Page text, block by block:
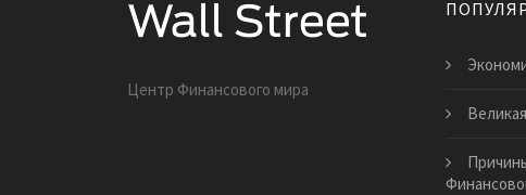
Центр Финансового мира